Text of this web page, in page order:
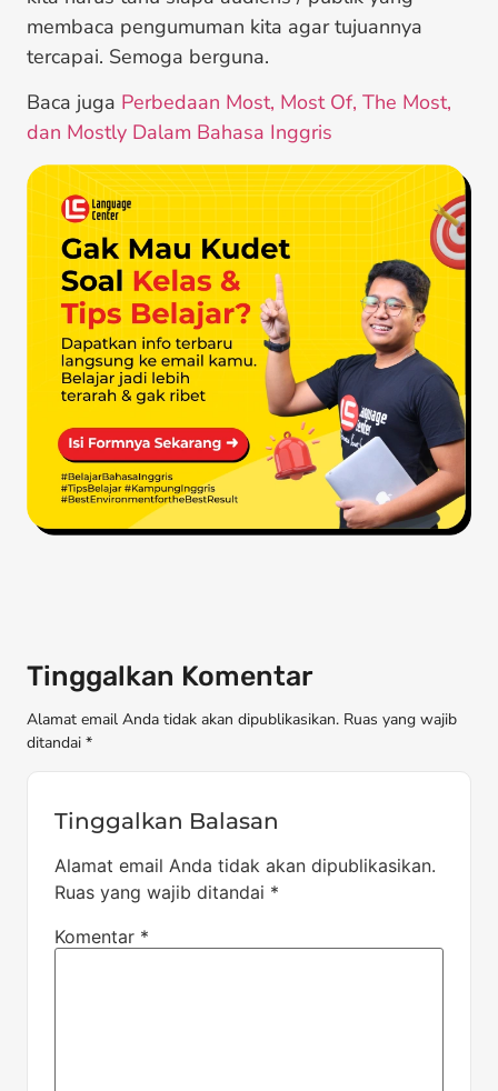
membaca pengumuman kita agar tujuannya
tercapai. Semoga berguna.
Baca juga Perbedaan Most, Most Of, The Most,
dan Mostly Dalam Bahasa Inggris
Tinggalkan Komentar
Alamat email Anda tidak akan dipublikasikan. Ruas yang wajib
ditandai *
Tinggalkan Balasan
Alamat email Anda tidak akan dipublikasikan.
Ruas yang wajib ditandai *
Komentar *